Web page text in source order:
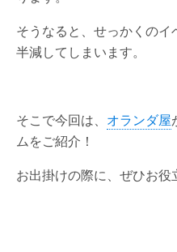
そうなると、せっかくの
半減してしまいます。
そこで今回は、 オランダ屋
ムをご紹介！
お出掛けの際に、ぜひお役